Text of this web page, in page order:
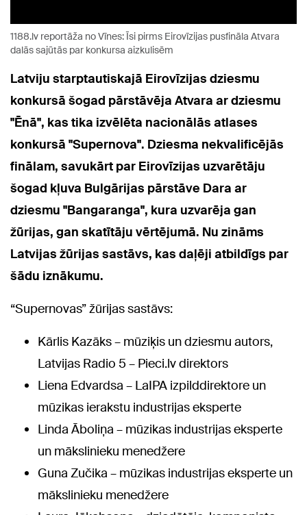
1188.lv reportāža no Vīnes: Īsi pirms Eirovīzijas pusfināla Atvara
dalās sajūtās par konkursa aizkulisēm
Latviju starptautiskajā Eirovīzijas dziesmu
konkursā šogad pārstāvēja Atvara ar dziesmu
"Ēnā", kas tika izvēlēta nacionālās atlases
konkursā "Supernova". Dziesma nekvalificējās
finālam, savukārt par Eirovīzijas uzvarētāju
šogad kļuva Bulgārijas pārstāve Dara ar
dziesmu "Bangaranga", kura uzvarēja gan
žūrijas, gan skatītāju vērtējumā. Nu zināms
Latvijas žūrijas sastāvs, kas daļēji atbildīgs par
šādu iznākumu.
“Supernovas” žūrijas sastāvs:
Kārlis Kazāks – mūziķis un dziesmu autors,
Latvijas Radio 5 – Pieci.lv direktors
Liena Edvardsa – LaIPA izpilddirektore un
mūzikas ierakstu industrijas eksperte
Linda Āboliņa – mūzikas industrijas eksperte
un mākslinieku menedžere
Guna Zučika – mūzikas industrijas eksperte un
mākslinieku menedžere